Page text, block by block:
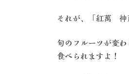
それが、「紅萬 神
旬のフルーツが変
食べられますよ！